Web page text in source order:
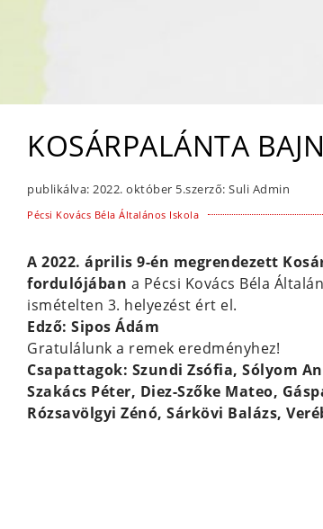
KOSÁRPALÁNTA
publikálva: 2022. október 5.szerző: Suli Admin
Pécsi Kovács Béla Általános Iskola
A 2022. április 9-én megrendezett
fordulójában a Pécsi Kovács Béla
ismételten 3. helyezést ért el.
Edző: Sipos Ádám
Gratulálunk a remek eredményhez!
Csapattagok: Szundi Zsófia, Sólyom
Szakács Péter, Diez-Szőke Mateo,
Rózsavölgyi Zénó, Sárkövi Balázs,